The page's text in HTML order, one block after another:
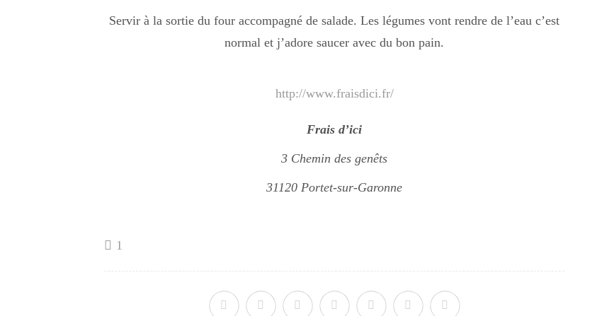
Servir à la sortie du four accompagné de salade. Les légumes vont rendre de l’eau c’est
normal et j’adore saucer avec du bon pain.
http://www.fraisdici.fr/
Frais d’ici
3 Chemin des genêts
31120 Portet-sur-Garonne
1